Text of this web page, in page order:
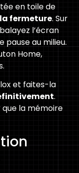
en toile de
fermeture. Sur
l’écran
pause au milieu.
Home,
et faites-la
.
la mémoire